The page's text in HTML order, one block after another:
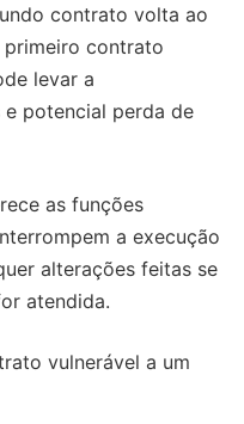
contrato volta ao
contrato
levar a
potencial perda de
as funções
a execução
alterações feitas se
atendida.
vulnerável a um